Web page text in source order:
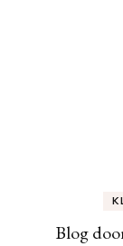
Blog